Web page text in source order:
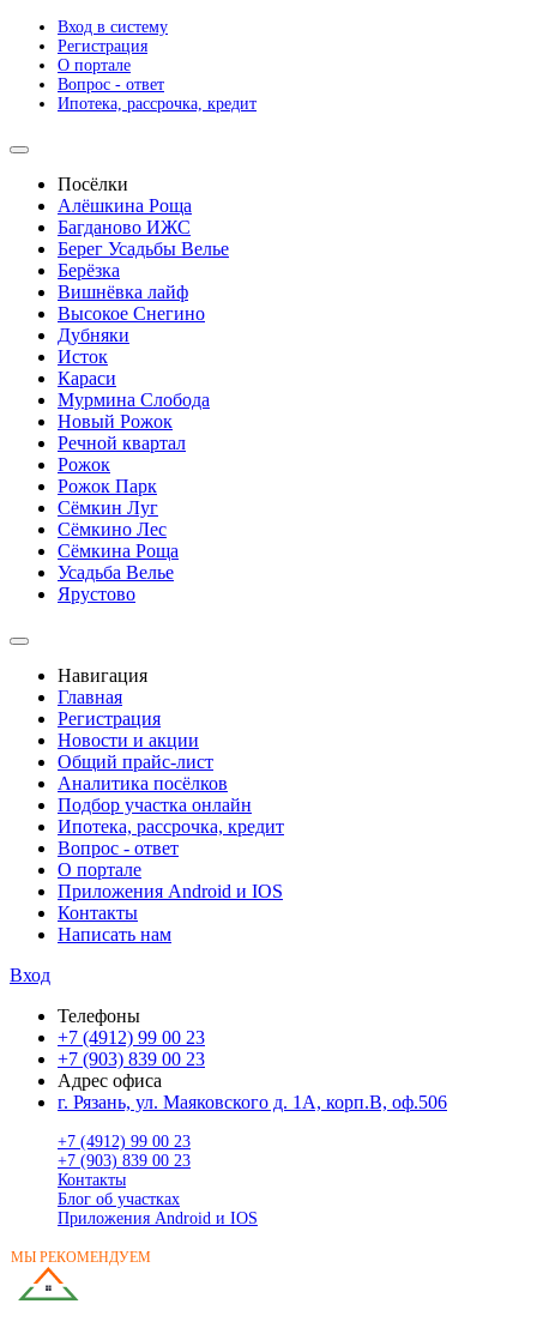
Вход в систему
Регистрация
О портале
Вопрос - ответ
Ипотека, рассрочка, кредит
Посёлки
Алёшкина Роща
Багданово ИЖС
Берег Усадьбы Велье
Берёзка
Вишнёвка лайф
Высокое Снегино
Дубняки
Исток
Караси
Мурмина Слобода
Новый Рожок
Речной квартал
Рожок
Рожок Парк
Сёмкин Луг
Сёмкино Лес
Сёмкина Роща
Усадьба Велье
Ярустово
Навигация
Главная
Регистрация
Новости и акции
Общий прайс-лист
Аналитика посёлков
Подбор участка онлайн
Ипотека, рассрочка, кредит
Вопрос - ответ
О портале
Приложения Android и IOS
Контакты
Написать нам
Вход
Телефоны
+7 (4912) 99 00 23
+7 (903) 839 00 23
Адрес офиса
г. Рязань, ул. Маяковского д. 1А, корп.В, оф.506
+7 (4912) 99 00 23
+7 (903) 839 00 23
Контакты
Блог об участках
Приложения Android и IOS
МЫ РЕКОМЕНДУЕМ